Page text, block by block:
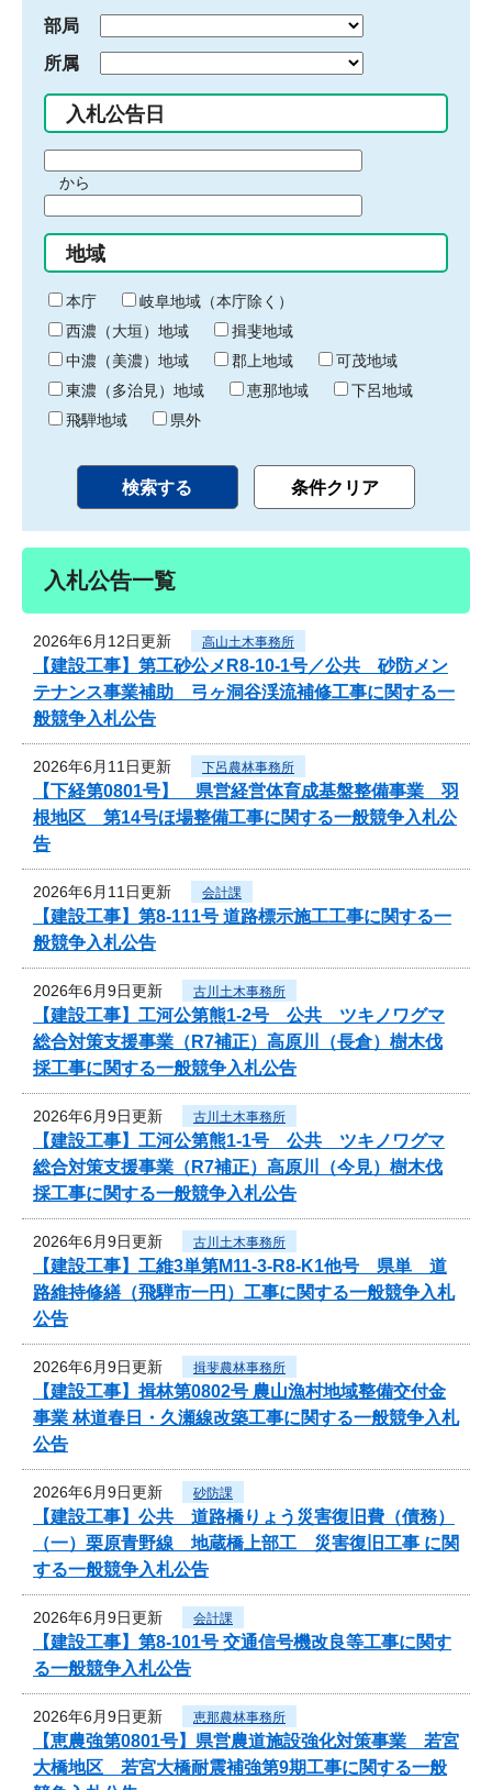
部局
所属
入札公告日
間
始
り
から
間
終
わ
り
地域
本庁
岐阜地域（本庁除く）
西濃（大垣）地域
揖斐地域
中濃（美濃）地域
郡上地域
可茂地域
東濃（多治見）地域
恵那地域
下呂地域
飛騨地域
県外
入札公告一覧
2026年6月12日更新 高山土木事務所
【建設工事】第工砂公メR8-10-1号／公共 砂防メン
テナンス事業補助 弓ヶ洞谷渓流補修工事に関する一
般競争入札公告
2026年6月11日更新 下呂農林事務所
【下経第0801号】 県営経営体育成基盤整備事業 羽
根地区 第14号ほ場整備工事に関する一般競争入札公
告
2026年6月11日更新 会計課
【建設工事】第8-111号 道路標示施工工事に関する一
般競争入札公告
2026年6月9日更新 古川土木事務所
【建設工事】工河公第熊1-2号 公共 ツキノワグマ
総合対策支援事業（R7補正）高原川（長倉）樹木伐
採工事に関する一般競争入札公告
2026年6月9日更新 古川土木事務所
【建設工事】工河公第熊1-1号 公共 ツキノワグマ
総合対策支援事業（R7補正）高原川（今見）樹木伐
採工事に関する一般競争入札公告
2026年6月9日更新 古川土木事務所
【建設工事】工維3単第M11-3-R8-K1他号 県単 道
路維持修繕（飛騨市一円）工事に関する一般競争入札
公告
2026年6月9日更新 揖斐農林事務所
【建設工事】揖林第0802号 農山漁村地域整備交付金
事業 林道春日・久瀬線改築工事に関する一般競争入札
公告
2026年6月9日更新 砂防課
【建設工事】公共 道路橋りょう災害復旧費（債務）
（一）栗原青野線 地蔵橋上部工 災害復旧工事 に関
する一般競争入札公告
2026年6月9日更新 会計課
【建設工事】第8-101号 交通信号機改良等工事に関す
る一般競争入札公告
2026年6月9日更新 恵那農林事務所
【恵農強第0801号】県営農道施設強化対策事業 若宮
大橋地区 若宮大橋耐震補強第9期工事に関する一般